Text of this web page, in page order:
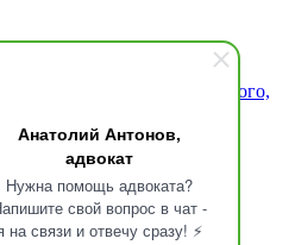
Анатолий Антонов,
адвокат
Нужна помощь адвоката?
свой вопрос в чат -
на связи и отвечу сразу! ⚡
подозреваемого (обвиняемого,
потерпевшего
осужденных